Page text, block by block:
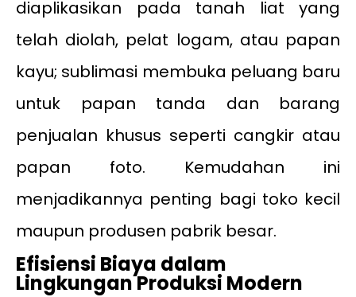
diaplikasikan pada tanah liat yang
telah diolah, pelat logam, atau papan
kayu; sublimasi membuka peluang baru
untuk papan tanda dan barang
penjualan khusus seperti cangkir atau
papan foto. Kemudahan ini
menjadikannya penting bagi toko kecil
maupun produsen pabrik besar.
Efisiensi Biaya dalam
Lingkungan Produksi Modern